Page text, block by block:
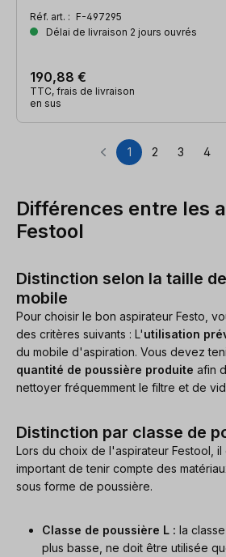
Réf. art. : F-497295
Délai de livraison 2 jours ouvrés
190,88 €
TTC, frais de livraison
en sus
Page
1 Page
2 Page
3 4
Différences entre les
Festool
Distinction selon la taille
mobile
Pour choisir le bon aspirateur Festo,
des critères suivants : L'utilisation
du mobile d'aspiration. Vous devez
quantité de poussière produite afin
nettoyer fréquemment le filtre et de
Distinction par classe de
Lors du choix de l'aspirateur Festool, il
important de tenir compte des
sous forme de poussière.
Classe de poussière L : la
plus basse, ne doit être utilisée